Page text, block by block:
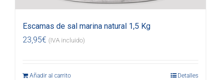
Escamas de sal marina natural 1,5 Kg
23,95€ (IVA incluido)
Añadir al carrito Detalles